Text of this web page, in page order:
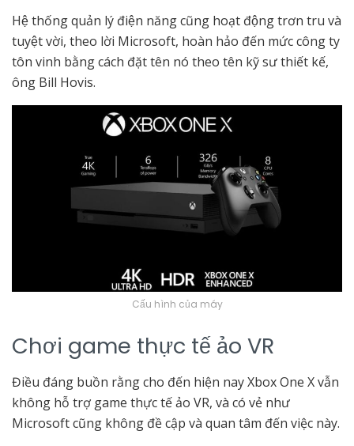
Hệ thống quản lý điện năng cũng hoạt động trơn tru và
tuyệt vời, theo lời Microsoft, hoàn hảo đến mức công ty
tôn vinh bằng cách đặt tên nó theo tên kỹ sư thiết kế,
ông Bill Hovis.
Cấu hình của máy
Chơi game thực tế ảo VR
Điều đáng buồn rằng cho đến hiện nay Xbox One X vẫn
không hỗ trợ game thực tế ảo VR, và có vẻ như
Microsoft cũng không đề cập và quan tâm đến việc này.